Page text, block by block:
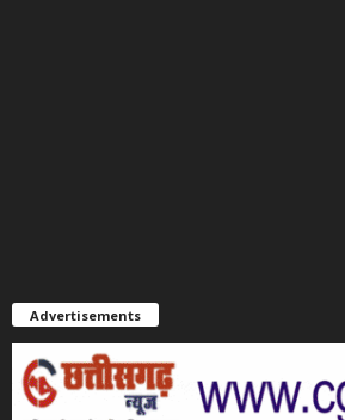
Advertisements